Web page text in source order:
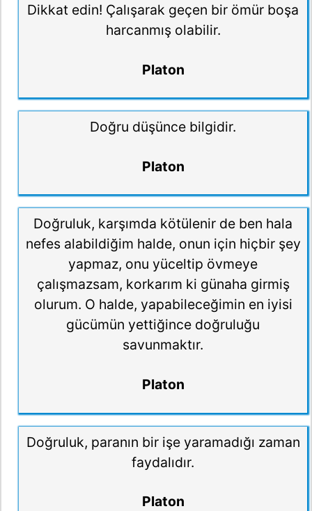
Dikkat edin! Çalışarak geçen bir ömür boşa
harcanmış olabilir.
Platon
Doğru düşünce bilgidir.
Platon
Doğruluk, karşımda kötülenir de ben hala
nefes alabildiğim halde, onun için hiçbir şey
yapmaz, onu yüceltip övmeye
çalışmazsam, korkarım ki günaha girmiş
olurum. O halde, yapabileceğimin en iyisi
gücümün yettiğince doğruluğu
savunmaktır.
Platon
Doğruluk, paranın bir işe yaramadığı zaman
faydalıdır.
Platon